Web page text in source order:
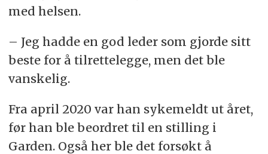
med helsen.
– Jeg hadde en god leder som gjorde sitt
beste for å tilrettelegge, men det ble
vanskelig.
Fra april 2020 var han sykemeldt ut året,
før han ble beordret til en stilling i
Garden. Også her ble det forsøkt å